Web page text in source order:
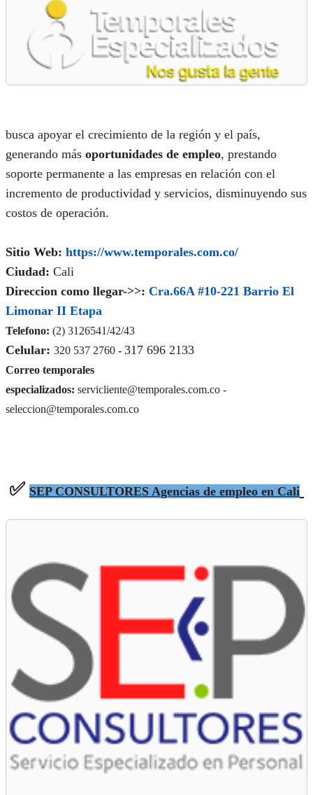
busca apoyar el crecimiento de la región y el país,
generando más oportunidades de empleo, prestando
soporte permanente a las empresas en relación con el
incremento de productividad y servicios, disminuyendo sus
costos de operación.
Sitio Web: https://www.temporales.com.co/
Ciudad: Cali
Direccion como llegar->>: Cra.66A #10-221 Barrio El
Limonar II Etapa
Telefono: (2) 3126541/42/43
Celular: 320 537 2760 - 317 696 2133
Correo temporales
especializados: servicliente@temporales.com.co -
seleccion@temporales.com.co
✅ SEP CONSULTORES Agencias de empleo en Cali